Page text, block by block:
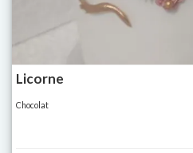
Licorne
Chocolat